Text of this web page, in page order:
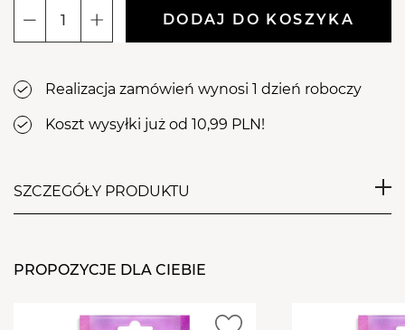
Pilnik
do
paznokci
180/240
50
DODAJ DO KOSZYKA
Realizacja zamówień wynosi 1 dzień roboczy
Koszt wysyłki już od 10,99 PLN!
SZCZEGÓŁY PRODUKTU
dedykowane do użytku profesjonalnego. Pilniki przeznaczone
PROPOZYCJE DLA CIEBIE